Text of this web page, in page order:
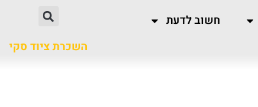
חשוב לדעת
השכרת ציוד סקי